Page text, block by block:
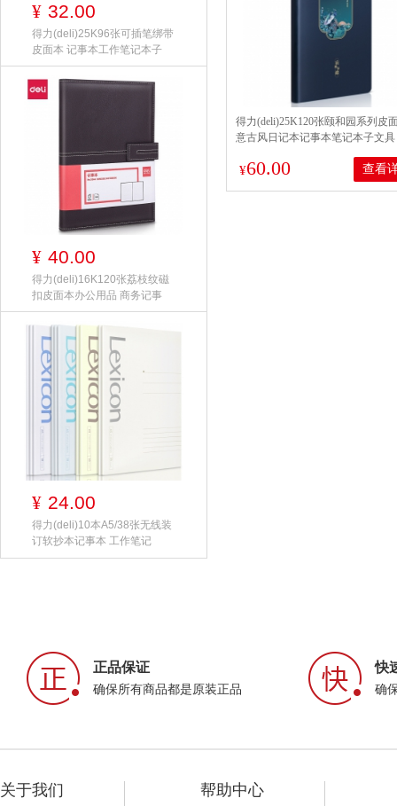
¥ 32.00
得力(deli)25K96张可插笔绑带
皮面本 记事本工作笔记本子
¥ 40.00
得力(deli)16K120张荔枝纹磁
扣皮面本办公用品 商务记事
¥ 24.00
得力(deli)10本A5/38张无线装
订软抄本记事本 工作笔记
得力(deli)25K120张颐和园系列皮
意古风日记本记事本笔记本子文
¥60.00 查看
正品保证
确保所有商品都是原装正品
快
确
关于我们 帮助中心